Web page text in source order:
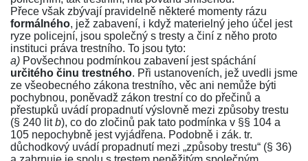
Přece však zbývají pravidelně některé momenty rázu
formálného, jež zabavení, i když materielný jeho účel jest
ryze policejní, jsou společný s tresty a činí z něho proto
instituci práva trestního. To jsou tyto:
a) Povšechnou podmínkou zabavení jest spáchání
určitého činu trestného. Při ustanoveních, jež uvedli jsme
ze všeobecného zákona trestního, věc ani nemůže býti
pochybnou, poněvadž zákon trestní co do přečinů a
přestupků uvádí propadnutí výslovně mezi způsoby trestu
(§ 240 litb), co do zločinů pak tato podmínka v §§ 104 a
105 nepochybně jest vyjádřena. Podobně i zák. tr.
důchodkový uvádí propadnutí mezi „způsoby trestu“ (§ 36)